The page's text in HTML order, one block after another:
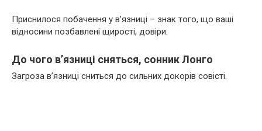
Приснилося побачення у в’язниці – знак того, що ваші
відносини позбавлені щирості, довіри.
До чого в’язниці сняться, сонник Лонго
Загроза в’язниці сниться до сильних докорів совісті.